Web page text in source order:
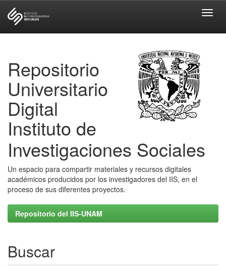
Repositorio
Universitario
Digital
Instituto de
Investigaciones Sociales
Un espacio para compartir materiales y recursos digitales
académicos producidos por los investigadores del IIS, en el
proceso de sus diferentes proyectos.
Repositorio del IIS-UNAM
Buscar